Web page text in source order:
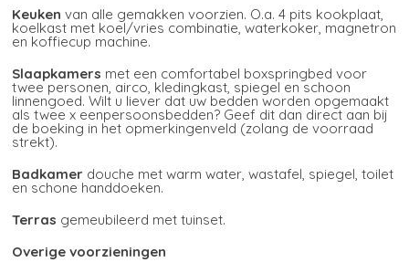
Keukenvan alle gemakken voorzien. O.a. 4 pits kookplaat,
koelkast met koel/vries combinatie, waterkoker, magnetron
en koffiecup machine.
Slaapkamers met een comfortabel boxspringbed voor
twee personen, airco, kledingkast, spiegel en schoon
linnengoed. Wilt u liever dat uw bedden worden opgemaakt
als twee x eenpersoonsbedden? Geef dit dan direct aan bij
de boeking in het opmerkingenveld (zolang de voorraad
strekt).
Badkamer douche met warm water, wastafel, spiegel, toilet
en schone handdoeken.
Terras gemeubileerd met tuinset.
Overige voorzieningen